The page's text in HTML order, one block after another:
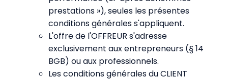
prestations »), seules les présentes
conditions générales s'appliquent.
L'offre de l'OFFREUR s'adresse
exclusivement aux entrepreneurs (§ 14
BGB) ou aux professionnels.
Les conditions générales du CLIENT